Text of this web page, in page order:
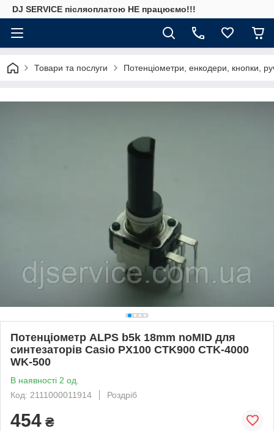
DJ SERVICE пiсляоплатою НЕ працюємо!!!
Товари та послуги Потенціометри, енкодери, кнопки,
Потенціометр ALPS b5k 18mm noMID для
синтезаторів Casio PX100 CTK900 CTK-4000
WK-500
В наявності 2 од.
Код: 2111000011914
Роздріб
454 ₴